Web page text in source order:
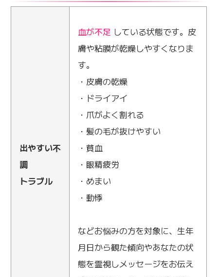
出やすい不
調
トラブル
血が不足 している状態です。皮
膚や粘膜が乾燥しやすくなりま
す。
・皮膚の乾燥
・ドライアイ
・爪がよく割れる
・髪の毛が抜けやすい
・貧血
・眼精疲労
・めまい
・動悸
などお悩みの方を対象に、生年
月日から観た傾向やあなたの状
態を霊視しメッセージをお伝え